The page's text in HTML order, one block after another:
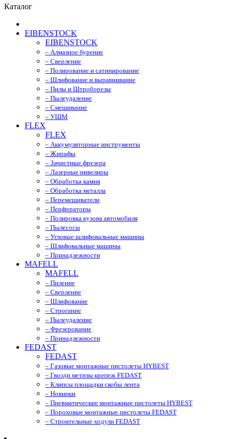
Каталог
EIBENSTOCK
EIBENSTOCK
– Алмазное бурение
– Сверление
– Полирование и сатинирование
– Шлифование и выравнивание
– Пилы и Штроборезы
– Пылеудаление
– Смешивание
– УШМ
FLEX
FLEX
– Аккумуляторные инструменты
– Жирафы
– Зачистные фрезера
– Лазерные нивелиры
– Обработка камня
– Обработка металла
– Перемешиватели
– Перфораторы
– Полировка кузова автомобиля
– Пылесосы
– Угловые шлифовальные машины
– Шлифовальные машины
– Принадлежности
MAFELL
MAFELL
– Пиление
– Сверление
– Шлифование
– Строгание
– Пылеудаление
– Фрезерование
– Принадлежности
FEDAST
FEDAST
– Газовые монтажные пистолеты HYBEST
– Гвозди метизы крепеж FEDAST
– Клипсы площадки скобы лента
– Новинки
– Пневматические монтажные пистолеты HYBEST
– Пороховые монтажные пистолеты FEDAST
– Строительные ходули FEDAST